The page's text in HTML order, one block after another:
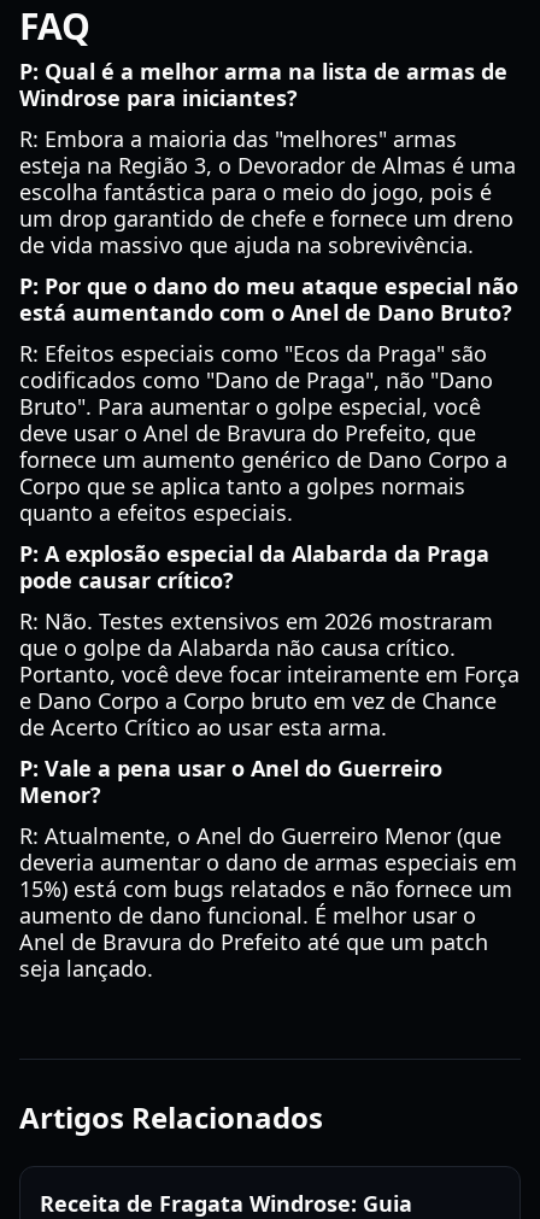
FAQ
P: Qual é a melhor arma na lista de armas de
Windrose para iniciantes?
R: Embora a maioria das "melhores" armas
esteja na Região 3, o Devorador de Almas é uma
escolha fantástica para o meio do jogo, pois é
um drop garantido de chefe e fornece um dreno
de vida massivo que ajuda na sobrevivência.
P: Por que o dano do meu ataque especial não
está aumentando com o Anel de Dano Bruto?
R: Efeitos especiais como "Ecos da Praga" são
codificados como "Dano de Praga", não "Dano
Bruto". Para aumentar o golpe especial, você
deve usar o Anel de Bravura do Prefeito, que
fornece um aumento genérico de Dano Corpo a
Corpo que se aplica tanto a golpes normais
quanto a efeitos especiais.
P: A explosão especial da Alabarda da Praga
pode causar crítico?
R: Não. Testes extensivos em 2026 mostraram
que o golpe da Alabarda não causa crítico.
Portanto, você deve focar inteiramente em Força
e Dano Corpo a Corpo bruto em vez de Chance
de Acerto Crítico ao usar esta arma.
P: Vale a pena usar o Anel do Guerreiro
Menor?
R: Atualmente, o Anel do Guerreiro Menor (que
deveria aumentar o dano de armas especiais em
15%) está com bugs relatados e não fornece um
aumento de dano funcional. É melhor usar o
Anel de Bravura do Prefeito até que um patch
seja lançado.
Artigos Relacionados
Receita de Fragata Windrose: Guia